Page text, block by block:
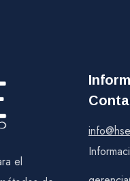
el